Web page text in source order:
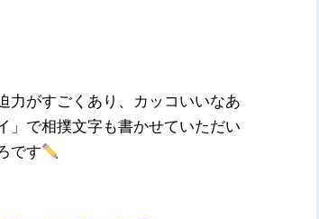
力がすごくあり、カッコいいなあ
」で相撲文字も書かせていただい
です